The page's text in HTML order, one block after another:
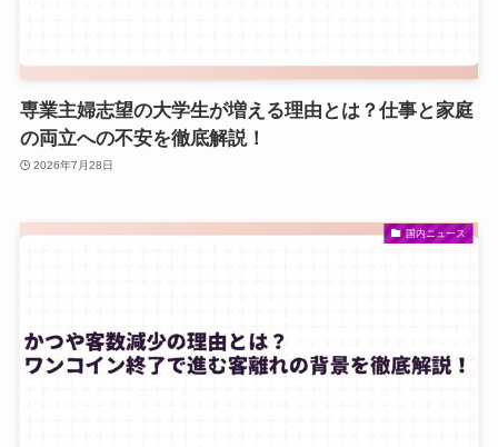
専業主婦志望の大学生が増える理由とは？仕事と家庭
の両立への不安を徹底解説！
2026年7月28日
国内ニュース